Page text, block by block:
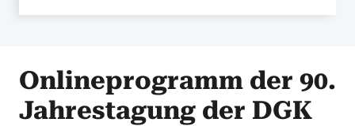
Onlineprogramm der 90.
Jahrestagung der DGK